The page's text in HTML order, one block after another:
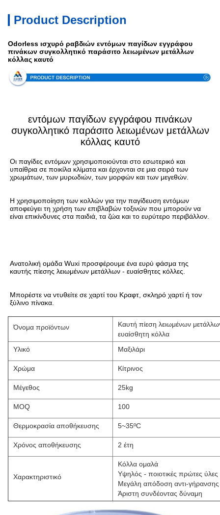
Product Description
Odorless ισχυρό ραβδιών εντόμων παγίδων εγγράφου
πινάκων συγκολλητικό παράσιτο λειωμένων μετάλλων
κόλλας καυτό
εντόμων παγίδων εγγράφου πινάκων
συγκολλητικό παράσιτο λειωμένων μετάλλων
κόλλας καυτό
Οι παγίδες εντόμων χρησιμοποιούνται στο εσωτερικό και
υπαίθρια σε ποικίλα κλίματα και έρχονται σε μια σειρά των
χρωμάτων, των μυρωδιών, των μορφών και των μεγεθών.
Η χρησιμοποίηση των κολλών για την παγίδευση εντόμων
αποφεύγει τη χρήση των επιβλαβών τοξινών που μπορούν να
είναι επικίνδυνες στα παιδιά, τα ζώα και το ευρύτερο περιβάλλον.
Ανατολική ομάδα Wuxi προσφέρουμε ένα ευρύ φάσμα της
καυτής πίεσης λειωμένων μετάλλων - ευαίσθητες κόλλες.
Μπορέστε να ντυθείτε σε χαρτί του Κραφτ, σκληρό χαρτί ή τον
ξύλινο πίνακα.
Όνομα προϊόντων
Καυτή πίεση λειωμένων
ευαίσθητη κόλλα
Υλικό
Μαξιλάρι
Χρώμα Κίτρινος
Μέγεθος 25kg
MOQ 100
Θερμοκρασία αποθήκευσης 5~35ºC
Χρόνος αποθήκευσης 2 έτη
Χαρακτηριστικό
Κόλλα ομαλά
Υψηλός - ποιοτικές πρώτες ύλες
Μεγάλη απόδοση αντι-γήρανσης
Άριστη συνδέοντας δύναμη